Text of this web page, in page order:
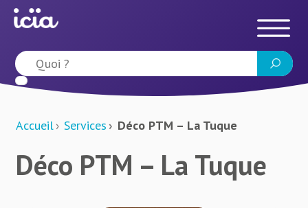
Accueil Services Déco PTM – La Tuque
Déco PTM – La Tuque